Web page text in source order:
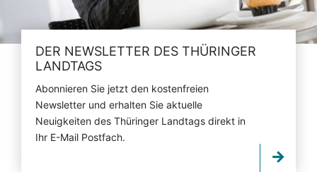
DER NEWSLETTER DES THÜRINGER
LANDTAGS
Abonnieren Sie jetzt den kostenfreien
Newsletter und erhalten Sie aktuelle
Neuigkeiten des Thüringer Landtags direkt in
Ihr E-Mail Postfach.